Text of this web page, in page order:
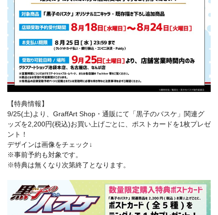
【特典情報】
9/25(土)より、GraffArt Shop・通販にて「黒子のバスケ」関連グ
ッズを2,200円(税込)お買い上げごとに、ポストカードを1枚プレゼ
ント！
デザインは画像をチェック↓
※事前予約も対象です。
※特典は無くなり次第終了となります。